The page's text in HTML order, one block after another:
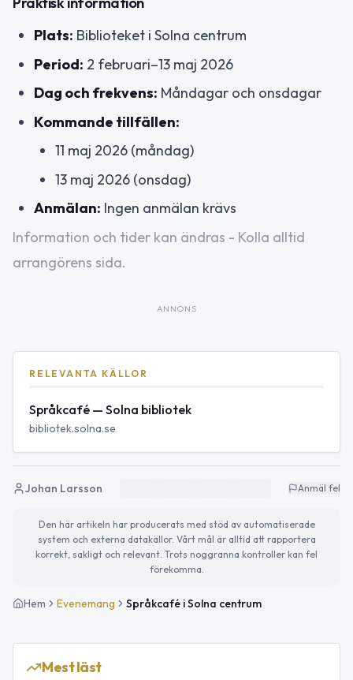
Plats: Biblioteket i Solna centrum
Period: 2 februari–13 maj 2026
Dag och frekvens: Måndagar och onsdagar
Kommande tillfällen:
11 maj 2026 (måndag)
13 maj 2026 (onsdag)
Anmälan: Ingen anmälan krävs
Information och tider kan ändras - Kolla alltid
arrangörens sida.
ANNONS
RELEVANTA KÄLLOR
Språkcafé — Solna bibliotek
bibliotek.solna.se
Johan Larsson Anmäl fel
Den här artikeln har producerats med stöd av automatiserade
system och externa datakällor. Vårt mål är alltid att rapportera
korrekt, sakligt och relevant. Trots noggranna kontroller kan fel
förekomma.
Hem Evenemang Språkcafé i Solna centrum
Mest läst